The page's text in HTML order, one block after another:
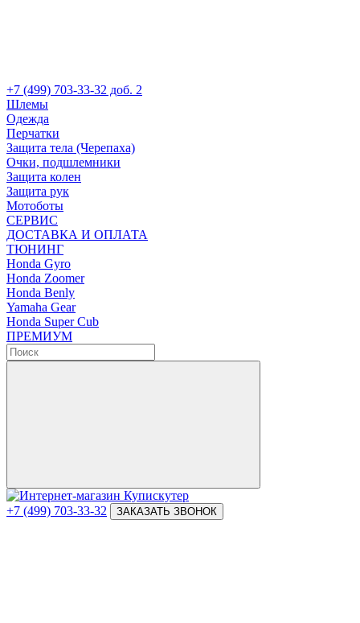
+7 (499) 703-33-32 доб. 2
Шлемы
Одежда
Перчатки
Защита тела (Черепаха)
Очки, подшлемники
Защита колен
Защита рук
Мотоботы
СЕРВИС
ДОСТАВКА И ОПЛАТА
ТЮНИНГ
Honda Gyro
Honda Zoomer
Honda Benly
Yamaha Gear
Honda Super Cub
ПРЕМИУМ
+7 (499) 703-33-32 ЗАКАЗАТЬ ЗВОНОК